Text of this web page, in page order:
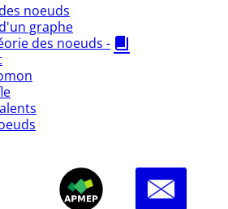
noeuds
graphe
des noeuds -